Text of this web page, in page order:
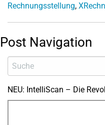
Rechnungsstellung,
Post Navigation
NEU: IntelliScan – Die